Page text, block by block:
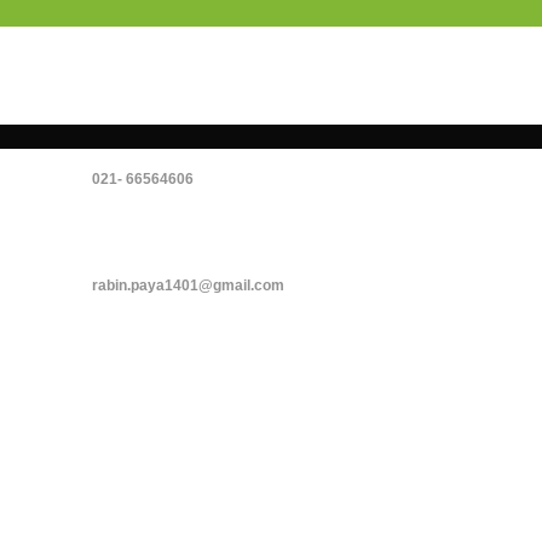
66564606 -021
rabin.paya1401@gmail.com